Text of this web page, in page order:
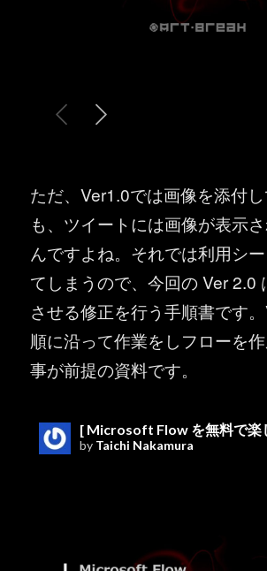
ただ、Ver1.0では画像を添付
も、ツイートには画像が表示
んですよね。それでは利用シ
てしまうので、今回の Ver 2.0
させる修正を行う手順書です
順に沿って作業をしフローを
事が前提の資料です。